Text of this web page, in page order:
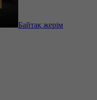
Байтақ жерім